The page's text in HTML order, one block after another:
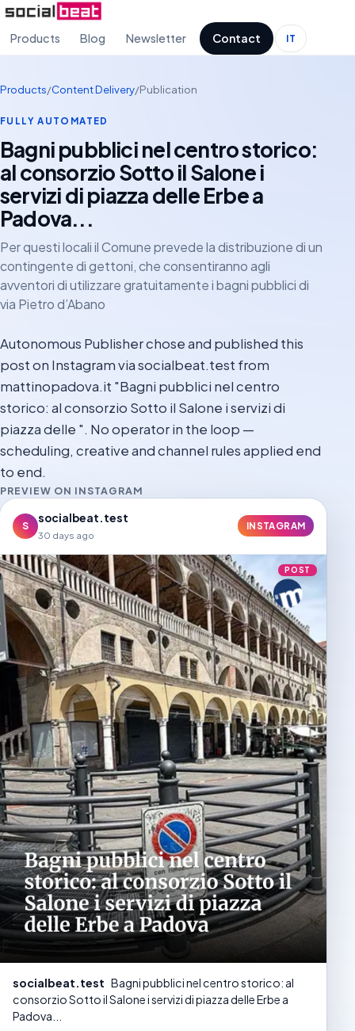
Products Blog Newsletter Contact IT
Products/Content Delivery/Publication
FULLY AUTOMATED
Bagni pubblici nel centro storico:
al consorzio Sotto il Salone i
servizi di piazza delle Erbe a
Padova...
Per questi locali il Comune prevede la distribuzione di un
contingente di gettoni, che consentiranno agli
avventori di utilizzare gratuitamente i bagni pubblici di
via Pietro d’Abano
Autonomous Publisher chose and published this
post on Instagram via socialbeat.test from
mattinopadova.it "Bagni pubblici nel centro
storico: al consorzio Sotto il Salone i servizi di
piazza delle ". No operator in the loop —
scheduling, creative and channel rules applied end
to end.
PREVIEW ON INSTAGRAM
S
socialbeat.test
30 days ago
INSTAGRAM
POST
socialbeat.test Bagni pubblici nel centro storico: al
consorzio Sotto il Salone i servizi di piazza delle Erbe a
Padova...